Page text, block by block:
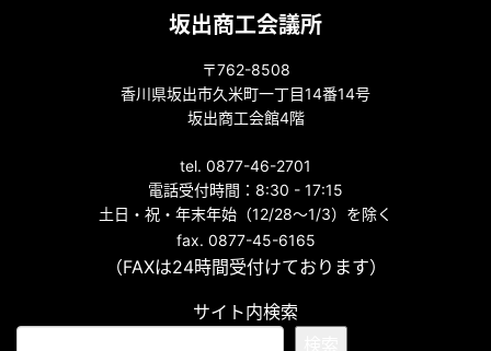
坂出商工会議所
〒762-8508
香川県坂出市久米町一丁目14番14号
坂出商工会館4階
tel. 0877-46-2701
電話受付時間：8:30 - 17:15
土日・祝・年末年始（12/28～1/3）を除く
fax. 0877-45-6165
（FAXは24時間受付けております）
サイト内検索